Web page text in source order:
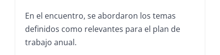
En el encuentro, se abordaron los temas
definidos como relevantes para el plan de
trabajo anual.